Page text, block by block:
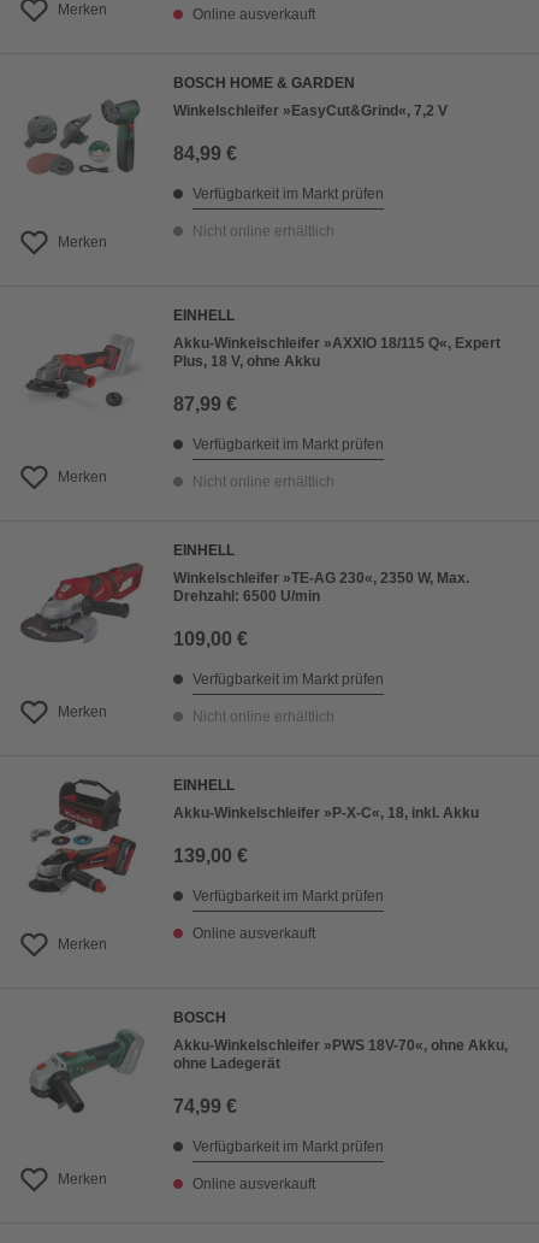
Merken Online ausverkauft
Merken
BOSCH HOME & GARDEN
Winkelschleifer »EasyCut&Grind«, 7,2 V
84,99 €
Verfügbarkeit im Markt prüfen
Nicht online erhältlich
Merken
EINHELL
Akku-Winkelschleifer »AXXIO 18/115 Q«, Expert
Plus, 18 V, ohne Akku
87,99 €
Verfügbarkeit im Markt prüfen
Nicht online erhältlich
Merken
EINHELL
Winkelschleifer »TE-AG 230«, 2350 W, Max.
Drehzahl: 6500 U/min
109,00 €
Verfügbarkeit im Markt prüfen
Nicht online erhältlich
Merken
EINHELL
Akku-Winkelschleifer »P-X-C«, 18, inkl. Akku
139,00 €
Verfügbarkeit im Markt prüfen
Online ausverkauft
Merken
BOSCH
Akku-Winkelschleifer »PWS 18V-70«, ohne Akku,
ohne Ladegerät
74,99 €
Verfügbarkeit im Markt prüfen
Online ausverkauft